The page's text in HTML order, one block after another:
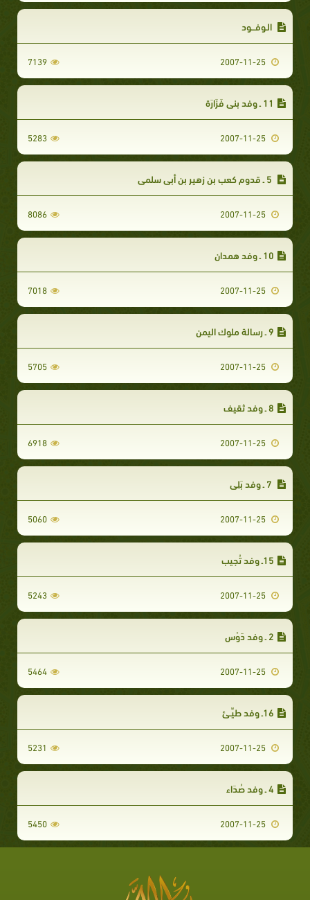
الـوفـــود
7139
11 ـ وفد بني فَزَارَة‏
5283
8086
10 ـ وفد همدان‏
7018
9 ـ رسالة ملوك اليمن‏
5705
8 ـ وفد ثقيف‏
6918
5060
15ـ وفد تُجِيب‏
5243
2 ـ وفد دَوْس‏
5464
16ـ وفد طيِّـئ‏
5231
4 ـ وفد صُدَاء‏
5450